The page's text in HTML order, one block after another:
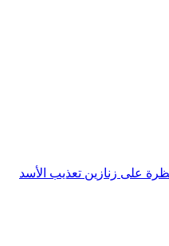
على زنازين تعذيب الأسد